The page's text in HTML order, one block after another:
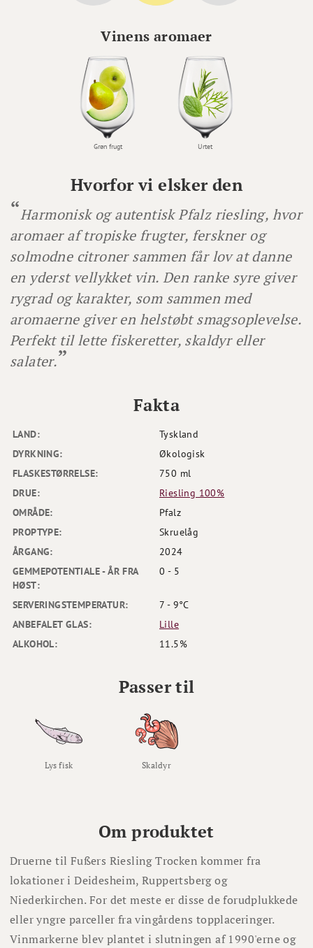
Hvorfor vi elsker den
Harmonisk og autentisk Pfalz riesling, hvor
aromaer af tropiske frugter, ferskner og
solmodne citroner sammen får lov at danne
en yderst vellykket vin. Den ranke syre giver
rygrad og karakter, som sammen med
aromaerne giver en helstøbt smagsoplevelse.
Perfekt til lette fiskeretter, skaldyr eller
salater.
LAND:
Tyskland
DYRKNING:
Økologisk
FLASKESTØRRELSE:
750 ml
DRUE:
Riesling 100%
OMRÅDE:
Pfalz
PROPTYPE:
Skruelåg
ÅRGANG:
2024
GEMMEPOTENTIALE - ÅR FRA
HØST:
0 - 5
SERVERINGSTEMPERATUR:
7 - 9°C
ANBEFALET GLAS:
Lille
ALKOHOL:
11.5%
Fakta
Vinens aromaer
Grøn frugt Urtet
Passer til
Lys fisk Skaldyr
Om produktet
Druerne til Fußers Riesling Trocken kommer fra
lokationer i Deidesheim, Ruppertsberg og
Niederkirchen. For det meste er disse de forudplukkede
eller yngre parceller fra vingårdens topplaceringer.
Vinmarkerne blev plantet i slutningen af ​​1990'erne og